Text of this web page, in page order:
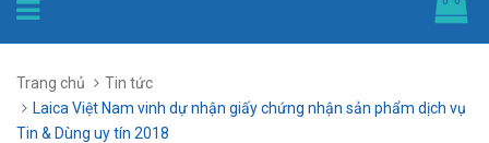
Trang chủ
Tin tức
Laica Việt Nam vinh dự nhận giấy chứng nhận sản phẩm dịch vụ
Tin & Dùng uy tín 2018